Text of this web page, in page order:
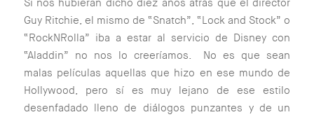
Guy Ritchie, el mismo de “Snatch”, “Lock and Stock” o
“RockNRolla” iba a estar al servicio de Disney con
“Aladdin” no nos lo creeríamos. No es que sean
malas películas aquellas que hizo en ese mundo de
Hollywood, pero sí es muy lejano de ese estilo
desenfadado lleno de diálogos punzantes y de un